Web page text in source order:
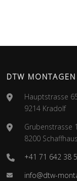
DTW
Hauptstrasse
9214 Kradolf
Grubenstrasse
8200
+41 71 642 38
info@dtw-